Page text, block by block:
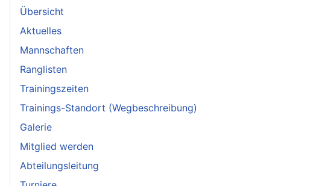
Übersicht
Aktuelles
Mannschaften
Ranglisten
Trainingszeiten
Trainings-Standort (Wegbeschreibung)
Galerie
Mitglied werden
Abteilungsleitung